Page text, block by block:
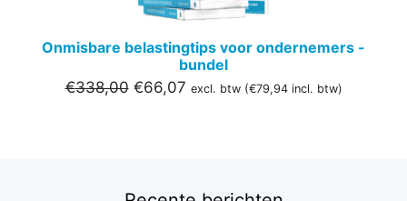
Onmisbare belastingtips voor ondernemers -
bundel
€338,00 Oorspronkelijke
€66,07Huidige
excl. btw (€79,94incl. btw)